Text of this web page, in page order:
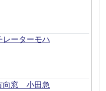
ーターモハ
向窓 小田急